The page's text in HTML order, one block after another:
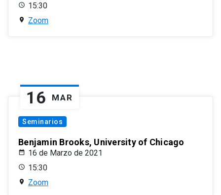
15:30
Zoom
16 MAR
Seminarios
Benjamin Brooks, University of Chicago
16 de Marzo de 2021
15:30
Zoom